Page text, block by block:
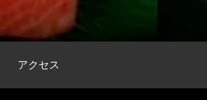
アクセス